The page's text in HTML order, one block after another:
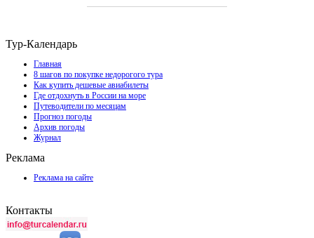
Тур-Календарь
Главная
8 шагов по покупке недорогого тура
Как купить дешевые авиабилеты
Где отдохнуть в России на море
Путеводители по месяцам
Прогноз погоды
Архив погоды
Журнал
Реклама
Реклама на сайте
Контакты